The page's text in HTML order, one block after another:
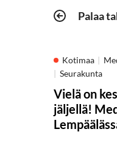
Palaa
Kotimaa
Seurakunta
Vielä on
jäljellä!